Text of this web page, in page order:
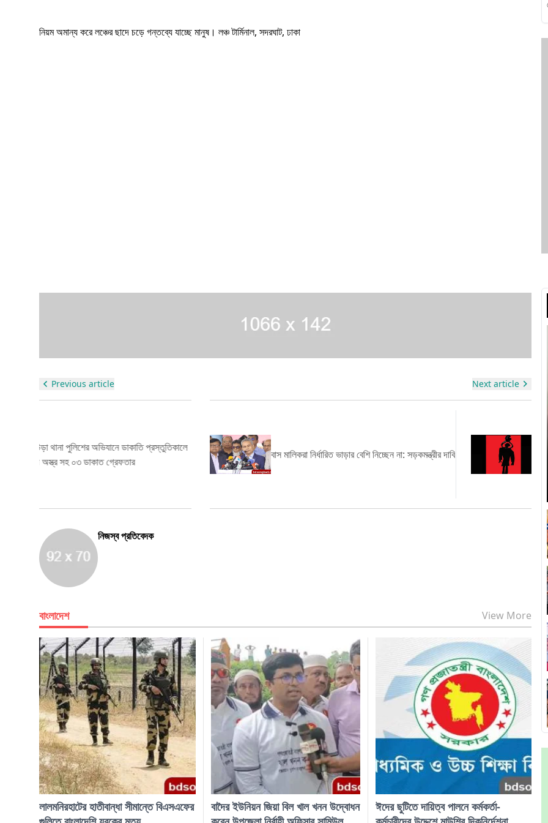
নিয়ম অমান্য করে লঞ্চের ছাদে চড়ে গন্তব্যে যাচ্ছে মানুষ। লঞ্চ টার্মিনাল, সদরঘাট, ঢাকা
Previous article Next article
বাস মালিকরা নির্ধারিত ভাড়ার বেশি নিচ্ছেন না: সড়কমন্ত্রীর দাবি
জাহাঙ্গীরনগর বিশ্ববিদ্যালয়ের হলে শিক্ষার্থীর মৃতদেহ
পাওয়া গেছে
নিজস্ব প্রতিবেদক
বাংলাদেশ View More
লালমনিরহাটের হাতীবান্ধা সীমান্তে বিএসএফের
বাদৈর ইউনিয়ন জিয়া বিল খাল খনন উদ্বোধন
ঈদের ছুটিতে দায়িত্ব পালনে কর্মকর্তা-